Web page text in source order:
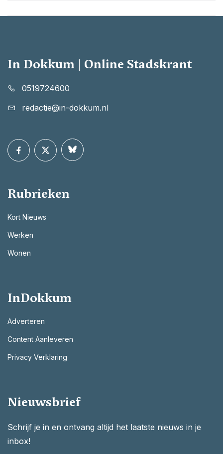
In Dokkum | Online Stadskrant
0519724600
redactie@in-dokkum.nl
Rubrieken
Kort Nieuws
Werken
Wonen
InDokkum
Adverteren
Content Aanleveren
Privacy Verklaring
Nieuwsbrief
Schrijf je in en ontvang altijd het laatste nieuws in je
inbox!